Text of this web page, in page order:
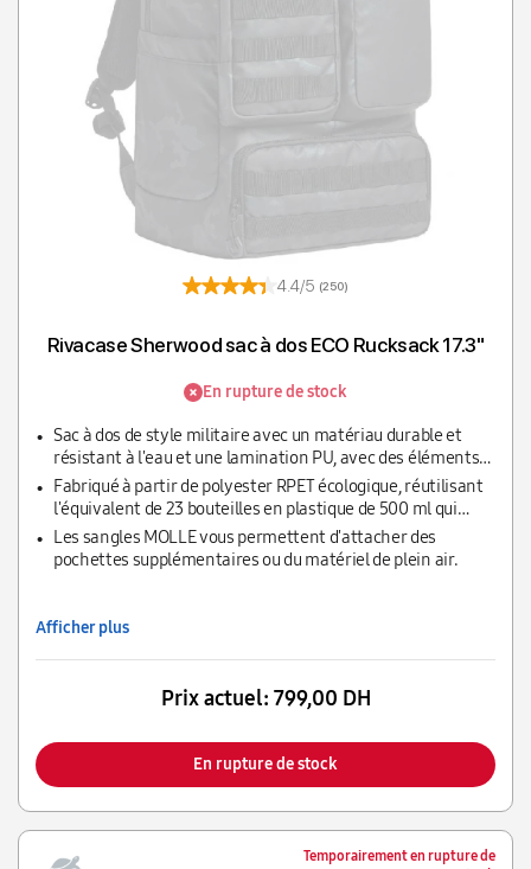
4.4/5 (250)
Rivacase Sherwood sac à dos ECO Rucksack 17.3"
En rupture de stock
Sac à dos de style militaire avec un matériau durable et
résistant à l'eau et une lamination PU, avec des éléments
MOLLE-webbing pour un design authentique et
fonctionnel.
Fabriqué à partir de polyester RPET écologique, réutilisant
l'équivalent de 23 bouteilles en plastique de 500 ml qui
finiraient autrement dans les décharges ou les océans.
Les sangles MOLLE vous permettent d'attacher des
pochettes supplémentaires ou du matériel de plein air.
Afficher plus
Prix actuel: 799,00 DH
En rupture de stock
Temporairement en rupture de